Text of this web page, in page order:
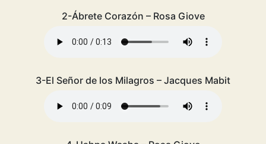
2-Ábrete Corazón – Rosa Giove
3-El Señor de los Milagros – Jacques Mabit